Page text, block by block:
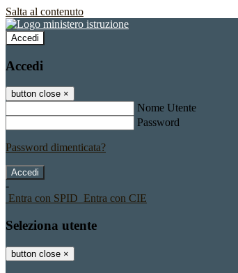
Salta al contenuto
Accedi
Accedi
button close ×
Nome Utente
Password
Password dimenticata?
-
Entra con SPID Entra con CIE
Seleziona utente
button close ×